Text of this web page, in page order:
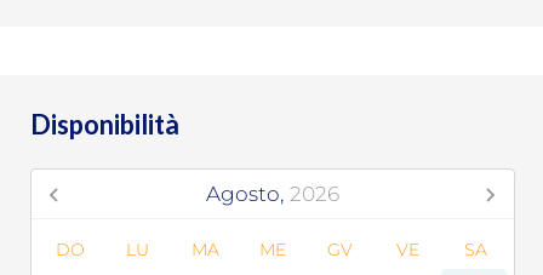
Disponibilità
Agosto, 2026
DO LU MA ME GV VE SA